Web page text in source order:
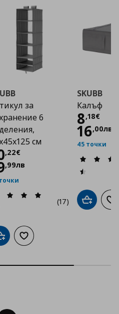
с любими
за
6
см
,22€
,99лв
(17)
в кошницата
Добави към списъка с
SKUBB
Калъф
8,18€
Цена
16,00лв
45 точки
Добави